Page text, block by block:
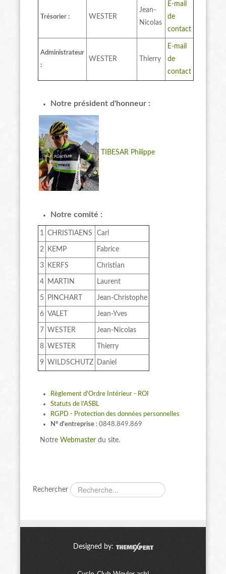
Trésorier : WESTER
Jean-
Nicolas
E-mail
de
contact
Administrateur
:
WESTER Thierry
E-mail
de
contact
Notre président d'honneur :
TIBESAR Philippe
Notre comité :
1 CHRISTIAENS Carl
2 KEMP Fabrice
3 KERFS Christian
4 MARTIN Laurent
5 PINCHART Jean-Christophe
6 VALET Jean-Yves
7 WESTER Jean-Nicolas
8 WESTER Thierry
9 WILDSCHUTZ Daniel
Règlement d'Ordre Intérieur - ROI
Statuts de l'ASBL
RGPD - Protection des données personnelles
N° d'entreprise : 0848.849.869
Notre Webmaster du site.
Rechercher
Designed by: